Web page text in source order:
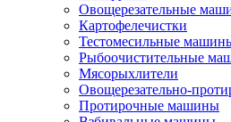
Овощерезательные
Картофелечистки
Тестомесильные
Рыбоочистительные
Мясорыхлители
Овощерезательно-
Протирочные машины